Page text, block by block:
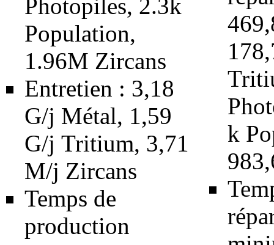
Photopiles, 2.3k
Population,
1.96M Zircans
Entretien : 3,18
G/j Métal, 1,59
G/j Tritium, 3,71
M/j Zircans
Temps de
production
k